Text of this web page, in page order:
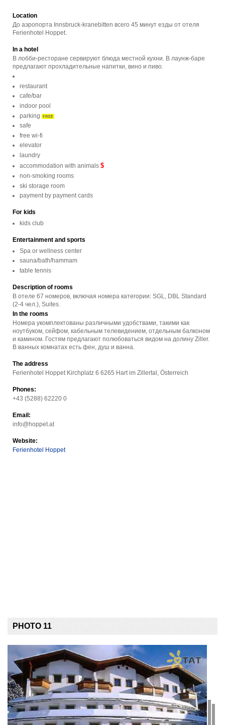
Location
До аэропорта Innsbruck-kranebitten всего 45 минут езды от отеля
Ferienhotel Hoppet.
In a hotel
В лобби-ресторане сервируют блюда местной кухни. В лаунж-баре
предлагают прохладительные напитки, вино и пиво.
restaurant
cafe/bar
indoor pool
parking FREE
safe
free wi-fi
elevator
laundry
accommodation with animals $
non-smoking rooms
ski storage room
payment by payment cards
For kids
kids club
Entertainment and sports
Spa or wellness center
sauna/bath/hammam
table tennis
Description of rooms
В отеле 67 номеров, включая номера категории: SGL, DBL Standard
(2-4 чел.), Suites.
In the rooms
Номера укомплектованы различными удобствами, такими как
ноутбуком, сейфом, кабельным телевидением, отдельным балконом
и камином. Гостям предлагают полюбоваться видом на долину Ziller.
В ванных комнатах есть фен, душ и ванна.
The address
Ferienhotel Hoppet Kirchplatz 6 6265 Hart im Zillertal, Österreich
Phones:
+43 (5288) 62220 0
Email:
info@hoppet.at
Website:
Ferienhotel Hoppet
PHOTO 11